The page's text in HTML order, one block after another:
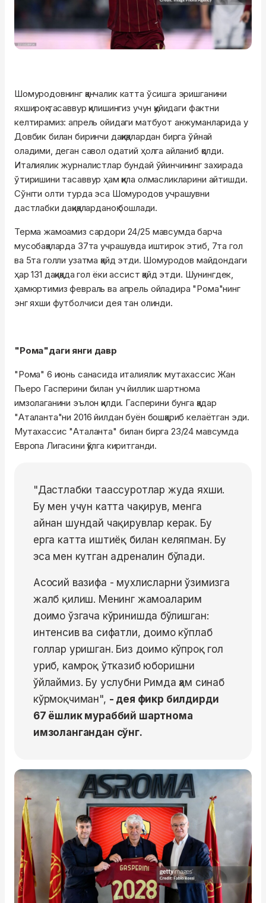
Шомуродовнинг қанчалик катта ўсишга эришганини
яхшироқ тасаввур қилишингиз учун қуйидаги фактни
келтирамиз: апрель ойидаги матбуот анжуманларида у
Довбик билан биринчи дақиқалардан бирга ўйнай
оладими, деган савол одатий ҳолга айланиб қолди.
Италиялик журналистлар бундай ўйинчининг захирада
ўтиришини тасаввур ҳам қила олмасликларини айтишди.
Сўнгги олти турда эса Шомуродов учрашувни
дастлабки дақиқаларданоқ бошлади.
Терма жамоамиз сардори 24/25 мавсумда барча
мусобақаларда 37та учрашувда иштирок этиб, 7та гол
ва 5та голли узатма қайд этди. Шомуродов майдондаги
ҳар 131 дақиқада гол ёки ассист қайд этди. Шунингдек,
ҳамюртимиз февраль ва апрель ойладира "Рома"нинг
энг яхши футболчиси дея тан олинди.
"Рома"даги янги давр
"Рома" 6 июнь санасида италиялик мутахассис Жан
Пьеро Гасперини билан уч йиллик шартнома
имзолаганини эълон қилди. Гасперини бунга қадар
"Аталанта"ни 2016 йилдан буён бошқариб келаётган эди.
Мутахассис "Аталанта" билан бирга 23/24 мавсумда
Европа Лигасини қўлга киритганди.
"Дастлабки таассуротлар жуда яхши.
Бу мен учун катта чақирув, менга
айнан шундай чақирувлар керак. Бу
ерга катта иштиёқ билан келяпман. Бу
эса мен кутган адреналин бўлади.
Асосий вазифа - мухлисларни ўзимизга
жалб қилиш. Менинг жамоаларим
доимо ўзгача кўринишда бўлишган:
интенсив ва сифатли, доимо кўплаб
голлар уришган. Биз доимо кўпроқ гол
уриб, камроқ ўтказиб юборишни
ўйлаймиз. Бу услубни Римда ҳам синаб
кўрмоқчиман", - дея фикр билдирди
67 ёшлик мураббий шартнома
имзолангандан сўнг.